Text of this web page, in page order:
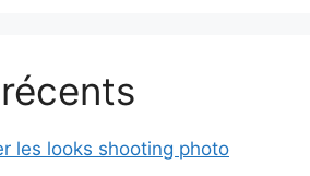
les looks shooting photo